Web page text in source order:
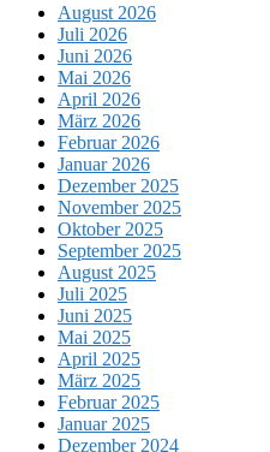
August 2026
Juli 2026
Juni 2026
Mai 2026
April 2026
März 2026
Februar 2026
Januar 2026
Dezember 2025
November 2025
Oktober 2025
September 2025
August 2025
Juli 2025
Juni 2025
Mai 2025
April 2025
März 2025
Februar 2025
Januar 2025
Dezember 2024